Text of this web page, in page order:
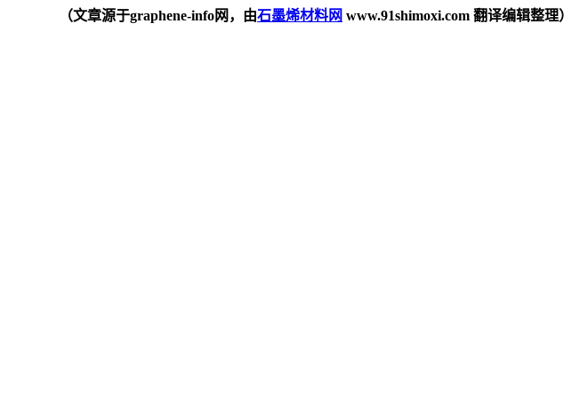
（文章源于graphene-info网，由石墨烯材料网 www.91shimoxi.com 翻译编辑整理）